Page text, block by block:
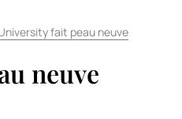
fait peau neuve
neuve